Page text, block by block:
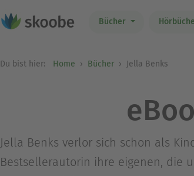
Bücher
Du bist hier: Home Bücher Jella Benks
Jella Benks verlor sich schon als
Bestsellerautorin ihre eigenen, die